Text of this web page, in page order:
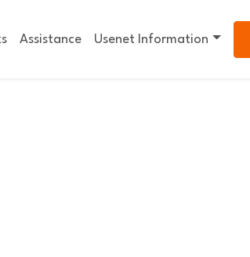
Assistance Usenet Information